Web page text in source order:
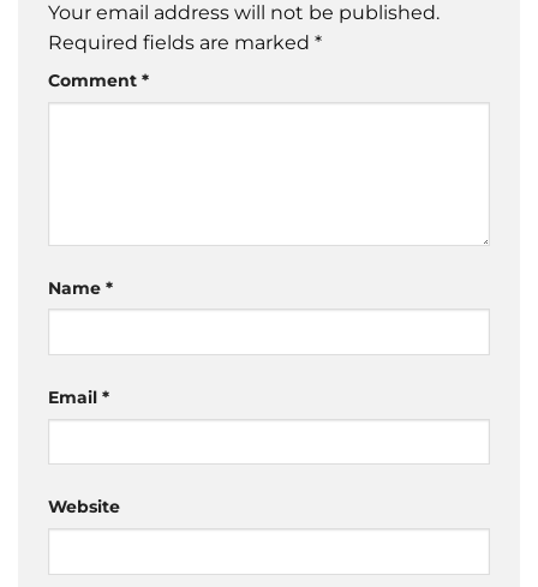
Your email address will not be published.
Required fields are marked *
Comment *
Name *
Email *
Website